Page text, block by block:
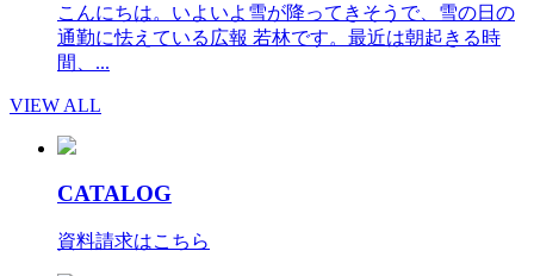
こんにちは。いよいよ雪が降ってきそうで、雪の日の
通勤に怯えている広報 若林です。最近は朝起きる時
間、...
VIEW ALL
CATALOG
資料請求はこちら